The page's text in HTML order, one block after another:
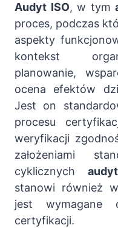
Audyt ISO, w tym
proces, podczas
aspekty
kontekst
planowanie,
ocena efektów
Jest on
procesu
weryfikacji
założeniami
cyklicznych
stanowi również
jest wymagane
certyfikacji.